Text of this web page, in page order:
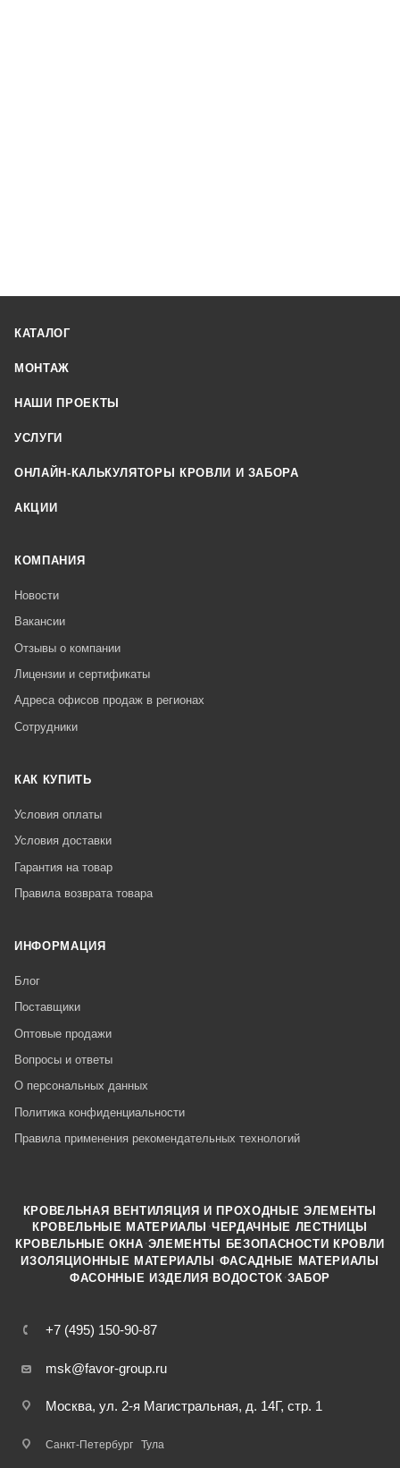
КАТАЛОГ
МОНТАЖ
НАШИ ПРОЕКТЫ
УСЛУГИ
ОНЛАЙН-КАЛЬКУЛЯТОРЫ КРОВЛИ И ЗАБОРА
АКЦИИ
КОМПАНИЯ
Новости
Вакансии
Отзывы о компании
Лицензии и сертификаты
Адреса офисов продаж в регионах
Сотрудники
КАК КУПИТЬ
Условия оплаты
Условия доставки
Гарантия на товар
Правила возврата товара
ИНФОРМАЦИЯ
Блог
Поставщики
Оптовые продажи
Вопросы и ответы
О персональных данных
Политика конфиденциальности
Правила применения рекомендательных технологий
+7 (495) 150-90-87
msk@favor-group.ru
Москва, ул. 2-я Магистральная, д. 14Г, стр. 1
Санкт-Петербург Тула
КРОВЕЛЬНАЯ ВЕНТИЛЯЦИЯ И ПРОХОДНЫЕ ЭЛЕМЕНТЫ
КРОВЕЛЬНЫЕ МАТЕРИАЛЫ ·ЧЕРДАЧНЫЕ ЛЕСТНИЦЫ
КРОВЕЛЬНЫЕ ОКНА ·ЭЛЕМЕНТЫ БЕЗОПАСНОСТИ КРОВЛИ
ИЗОЛЯЦИОННЫЕ МАТЕРИАЛЫ ·ФАСАДНЫЕ МАТЕРИАЛЫ
ФАСОННЫЕ ИЗДЕЛИЯ ·ВОДОСТОК ·ЗАБОР